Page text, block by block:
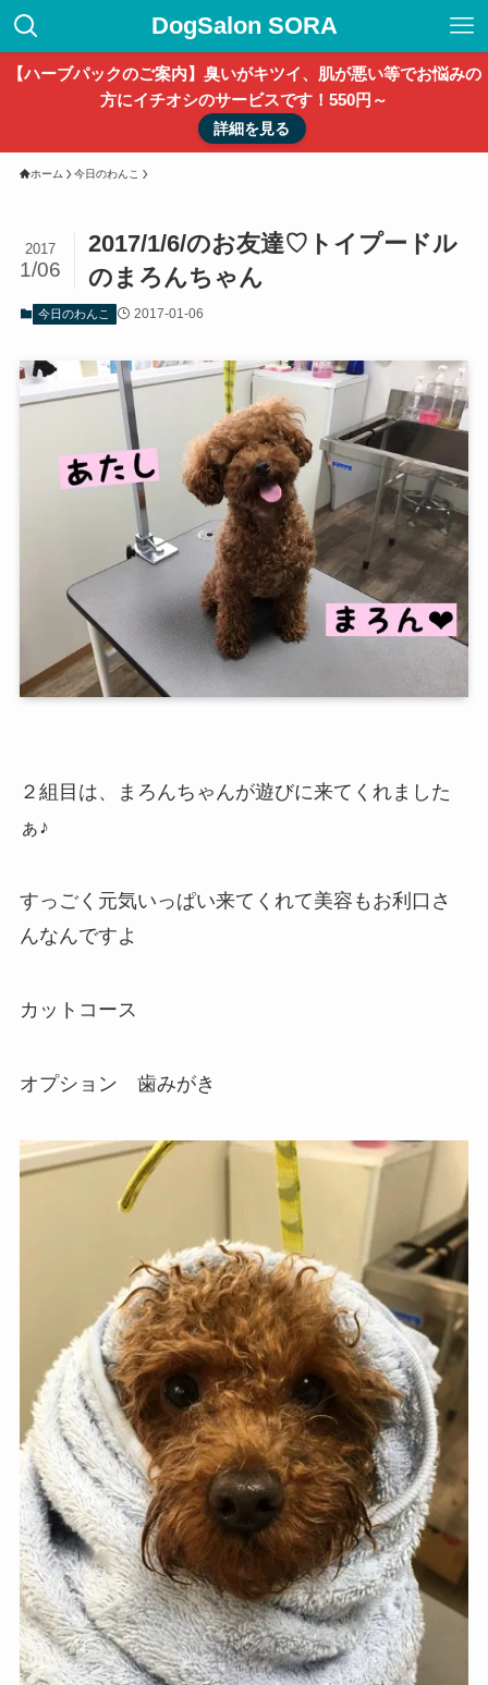
DogSalon SORA
【ハーブパックのご案内】臭いがキツイ、肌が悪い等でお悩みの
方にイチオシのサービスです！550円～
詳細を見る
ホーム 今日のわんこ
2017/1/6/のお友達♡トイプードル
のまろんちゃん
2017
1/06
今日のわんこ 2017-01-06
２組目は、まろんちゃんが遊びに来てくれました
ぁ♪
すっごく元気いっぱい来てくれて美容もお利口さ
んなんですよ
カットコース
オプション 歯みがき